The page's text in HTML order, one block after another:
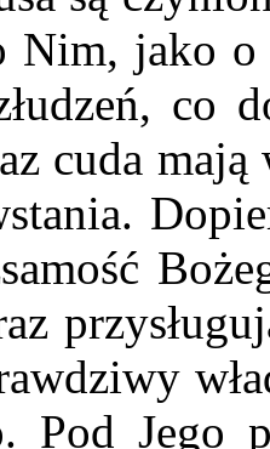
Nim, jako
co
cuda
Pod Jego